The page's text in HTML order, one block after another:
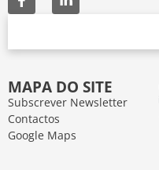
MAPA DO SITE
Subscrever Newsletter
Contactos
Google Maps